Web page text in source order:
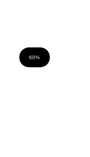
60%